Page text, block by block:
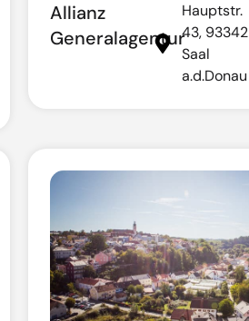
Allianz
Generalagentur
Hauptstr.
43, 93342
Saal
a.d.Donau